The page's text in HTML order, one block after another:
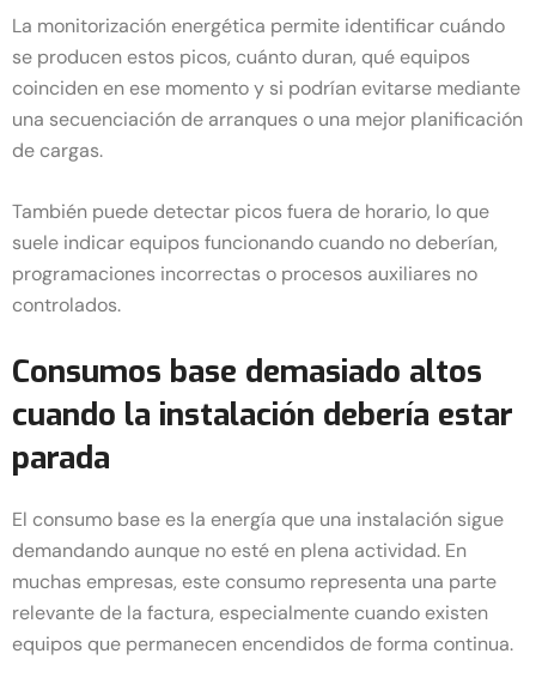
La monitorización energética permite identificar cuándo
se producen estos picos, cuánto duran, qué equipos
coinciden en ese momento y si podrían evitarse mediante
una secuenciación de arranques o una mejor planificación
de cargas.
También puede detectar picos fuera de horario, lo que
suele indicar equipos funcionando cuando no deberían,
programaciones incorrectas o procesos auxiliares no
controlados.
Consumos base demasiado altos
cuando la instalación debería estar
parada
El consumo base es la energía que una instalación sigue
demandando aunque no esté en plena actividad. En
muchas empresas, este consumo representa una parte
relevante de la factura, especialmente cuando existen
equipos que permanecen encendidos de forma continua.